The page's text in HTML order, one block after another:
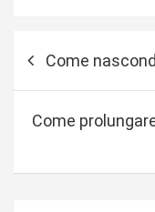
Come
Come